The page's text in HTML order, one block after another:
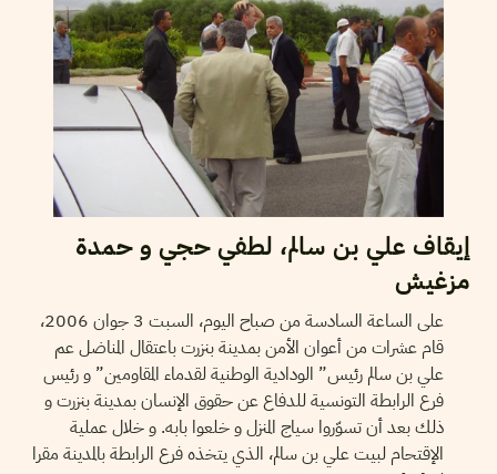
إيقاف علي بن سالم، لطفي حجي و حمدة
مزغيش
على الساعة السادسة من صباح اليوم، السبت 3 جوان 2006،
قام عشرات من أعوان الأمن بمدينة بنزرت باعتقال المناضل عم
علي بن سالم رئيس” الودادية الوطنية لقدماء المقاومين” و رئيس
فرع الرابطة التونسية للدفاع عن حقوق الإنسان بمدينة بنزرت و
ذلك بعد أن تسوّروا سياج المنزل و خلعوا بابه. و خلال عملية
الإقتحام لبيت علي بن سالم، الذي يتخذه فرع الرابطة بالمدينة مقرا